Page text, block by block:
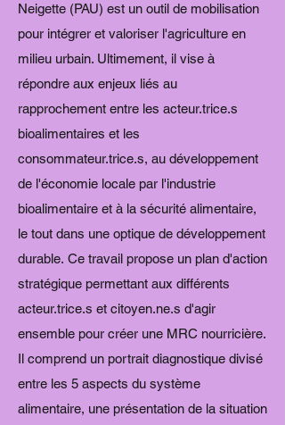
Neigette (PAU) est un outil de mobilisation
pour intégrer et valoriser l'agriculture en
milieu urbain. Ultimement, il vise à
répondre aux enjeux liés au
rapprochement entre les acteur.trice.s
bioalimentaires et les
consommateur.trice.s, au développement
de l'économie locale par l'industrie
bioalimentaire et à la sécurité alimentaire,
le tout dans une optique de développement
durable. Ce travail propose un plan d'action
stratégique permettant aux différents
acteur.trice.s et citoyen.ne.s d'agir
ensemble pour créer une MRC nourricière.
Il comprend un portrait diagnostique divisé
entre les 5 aspects du système
alimentaire, une présentation de la situation